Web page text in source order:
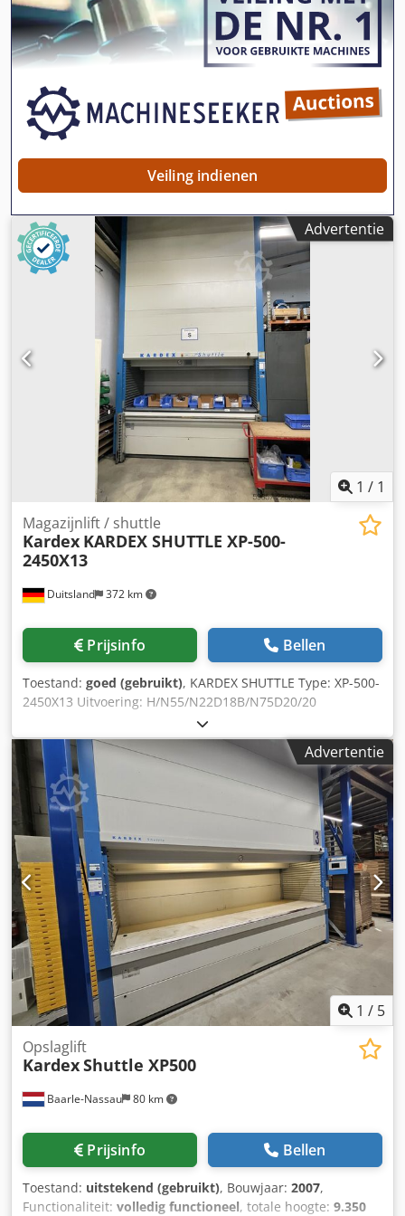
Veiling indienen
Advertentie
1 / 1
Duitsland 372 km
Magazijnlift / shuttle
Kardex KARDEX SHUTTLE XP-500-
2450X13
Prijsinfo Bellen
Toestand: goed (gebruikt), KARDEX SHUTTLE Type: XP-500-
2450X13 Uitvoering: H/N55/N22D18B/N75D20/20
Toelaatbare totale belasting: 2 x 33.200 kg 28 vakken
Afmetingen (ongeveer): B x H (mm) 2.770 x 7.000 Chsdpfjzr
N H Isx Ah Esa
Advertentie
1 / 5
Baarle-Nassau 80 km
Opslaglift
KardexShuttle XP500
Prijsinfo Bellen
Toestand: uitstekend (gebruikt), Bouwjaar: 2007,
Functionaliteit: volledig functioneel, totale hoogte: 9.350